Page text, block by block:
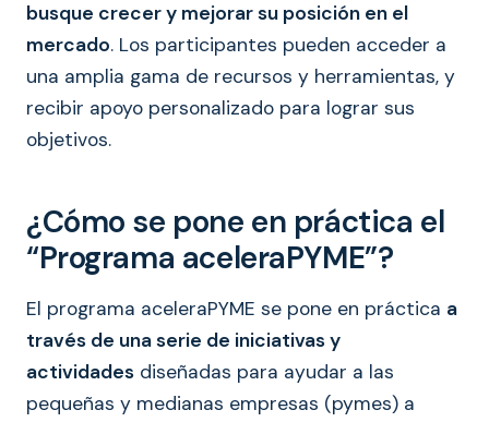
busque crecer y mejorar su posición en el
mercado. Los participantes pueden acceder a
una amplia gama de recursos y herramientas, y
recibir apoyo personalizado para lograr sus
objetivos.
¿Cómo se pone en práctica el
“Programa aceleraPYME”?
El programa aceleraPYME se pone en práctica a
través de una serie de iniciativas y
actividades diseñadas para ayudar a las
pequeñas y medianas empresas (pymes) a